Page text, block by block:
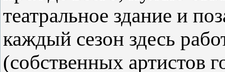
театральное здание и
каждый сезон здесь
(собственных артистов